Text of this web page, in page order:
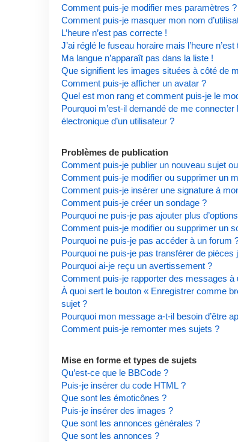
Comment puis-je modifier mes paramètres ?
Comment puis-je masquer mon nom
L’heure n’est pas correcte !
J’ai réglé le fuseau horaire mais l’heure
Ma langue n’apparaît pas dans la liste !
Que signifient les images situées à côté de
Comment puis-je afficher un avatar ?
Quel est mon rang et comment puis-je le
Pourquoi m’est-il demandé de me
électronique d’un utilisateur ?
Problèmes de publication
Comment puis-je publier un nouveau sujet
Comment puis-je modifier ou supprimer un
Comment puis-je insérer une signature à
Comment puis-je créer un sondage ?
Pourquoi ne puis-je pas ajouter plus
Comment puis-je modifier ou supprimer un
Pourquoi ne puis-je pas accéder à un forum
Pourquoi ne puis-je pas transférer de pièces
Pourquoi ai-je reçu un avertissement ?
Comment puis-je rapporter des messages à
À quoi sert le bouton « Enregistrer comme
sujet ?
Pourquoi mon message a-t-il besoin d’être
Comment puis-je remonter mes sujets ?
Mise en forme et types de sujets
Qu’est-ce que le BBCode ?
Puis-je insérer du code HTML ?
Que sont les émoticônes ?
Puis-je insérer des images ?
Que sont les annonces générales ?
Que sont les annonces ?